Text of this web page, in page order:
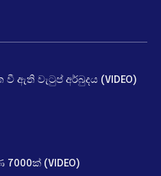
ඇති වැටුප් අර්බුදය (VIDEO)
(VIDEO)